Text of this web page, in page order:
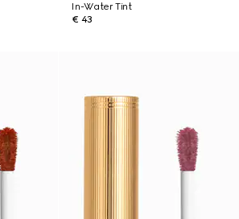
In-Water Tint
€ 43